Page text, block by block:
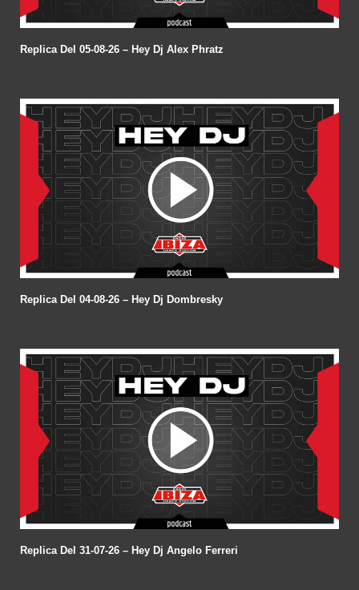
Replica Del 05-08-26 – Hey Dj Alex Phratz
Replica Del 04-08-26 – Hey Dj Dombresky
Replica Del 31-07-26 – Hey Dj Angelo Ferreri